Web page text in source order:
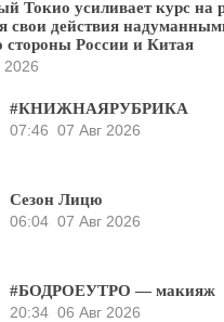
Токио усиливает курс на
свои действия
стороны России и Китая
2026
#КНИЖНАЯРУБРИКА
07:46 07 Авг 2026
Сезон Лицю
06:04 07 Авг 2026
#БОДРОЕУТРО — макияж
20:34 06 Авг 2026